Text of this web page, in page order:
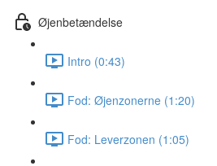
Øjenbetændelse
Intro (0:43)
Fod: Øjenzonerne (1:20)
Fod: Leverzonen (1:05)